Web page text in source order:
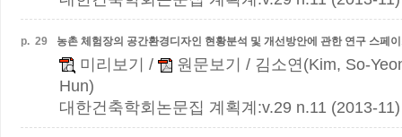
p. 29 농촌 체험장의 공간환경디자인 현황분석 및 개선방안에 관한 연구 스페
미리보기 / 원문보기
/ 김소연(Kim, So-
Hun)
대한건축학회논문집 계획계:v.29 n.11 (2013-11)